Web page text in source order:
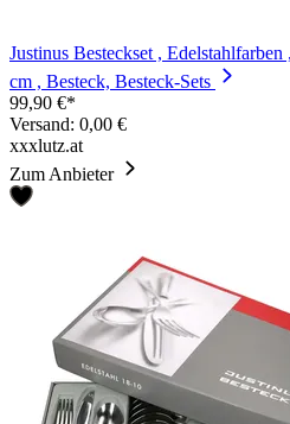
Justinus Besteckset ,
cm , Besteck, Besteck-Sets
99,90 €*
Versand: 0,00 €
xxxlutz.at
Zum Anbieter